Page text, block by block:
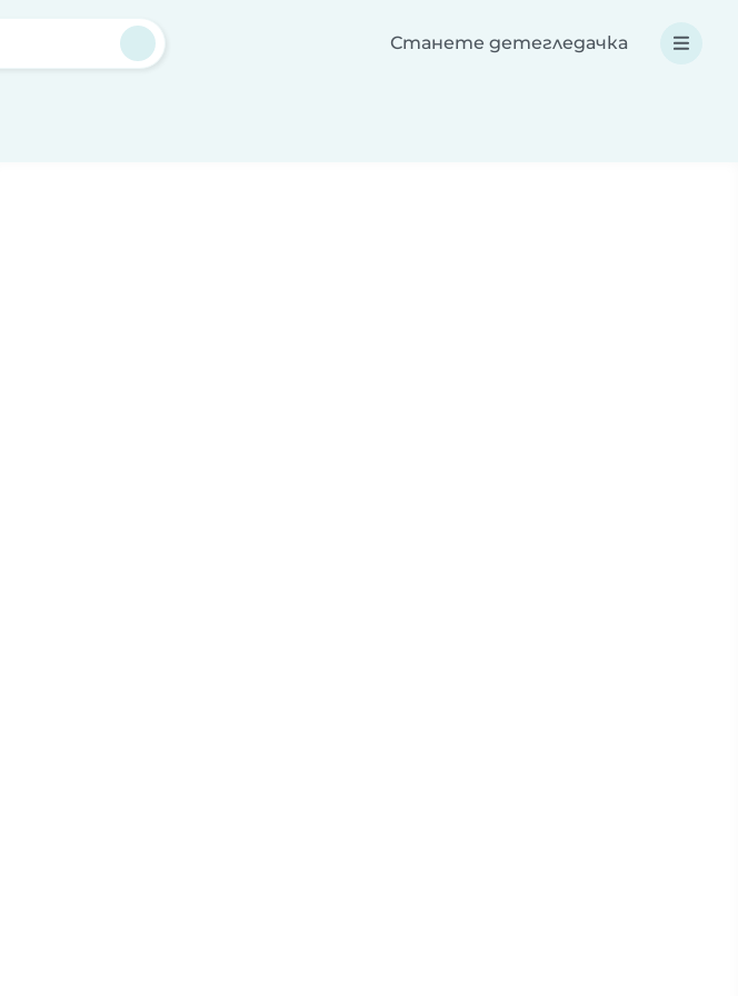
Станете детегледачка